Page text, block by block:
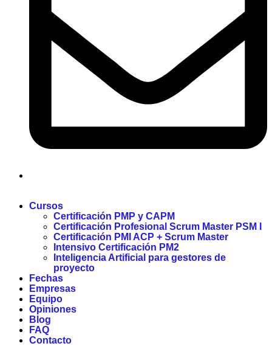
Cursos
Certificación PMP y CAPM
Certificación Profesional Scrum Master PSM I
Certificación PMI ACP + Scrum Master
Intensivo Certificación PM2
Inteligencia Artificial para gestores de
proyecto
Fechas
Empresas
Equipo
Opiniones
Blog
FAQ
Contacto